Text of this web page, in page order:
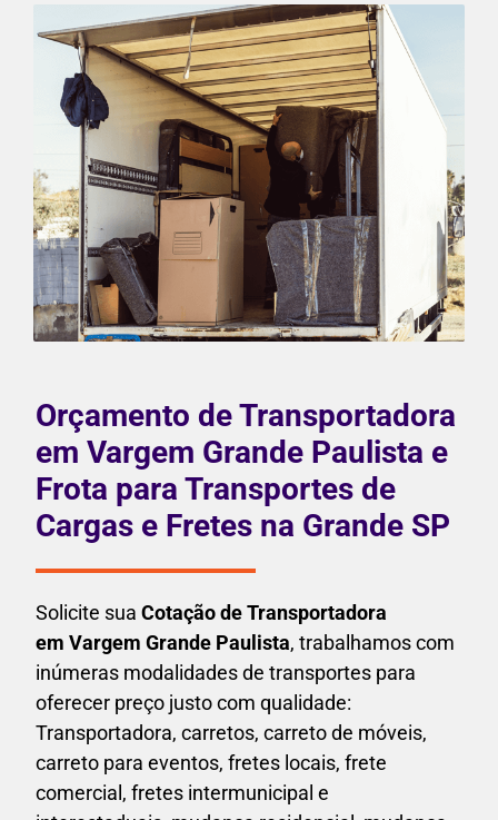
Orçamento de Transportadora
em Vargem Grande Paulista e
Frota para Transportes de
Cargas e Fretes na Grande SP
Solicite sua Cotação de Transportadora
em Vargem Grande Paulista, trabalhamos com
inúmeras modalidades de transportes para
oferecer preço justo com qualidade:
Transportadora, carretos, carreto de móveis,
carreto para eventos, fretes locais, frete
comercial, fretes intermunicipal e